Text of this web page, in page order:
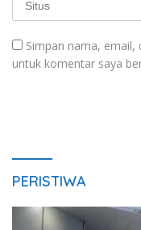
Simpan nama, email,
untuk komentar saya
PERISTIWA